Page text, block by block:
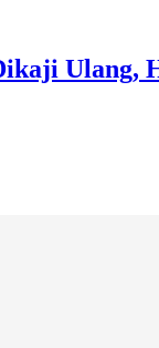
Ulang,